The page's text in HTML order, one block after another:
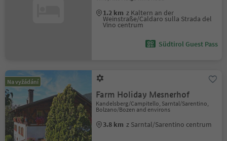
1.2 km z Kaltern an der
Weinstraße/Caldaro sulla Strada del
Vino centrum
Südtirol Guest Pass
Na vyžádání
Farm Holiday Mesnerhof
Kandelsberg/Campitello, Sarntal/Sarentino,
Bolzano/Bozen and environs
3.8 km z Sarntal/Sarentino centrum